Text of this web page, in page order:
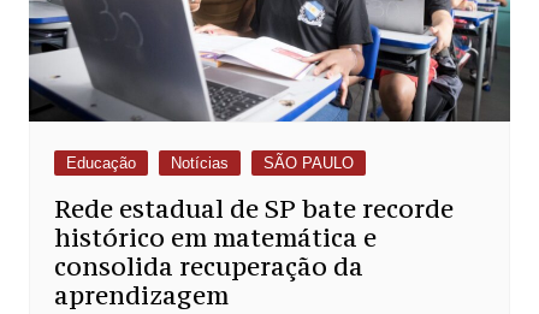
Educação Notícias SÃO PAULO
Rede estadual de SP bate recorde
histórico em matemática e
consolida recuperação da
aprendizagem